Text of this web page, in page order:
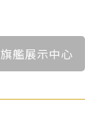
艦展示中心